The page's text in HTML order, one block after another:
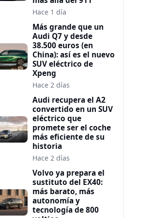
Hace 1 día
Más grande que un
Audi Q7 y desde
38.500 euros (en
China): así es el nuevo
SUV eléctrico de
Xpeng
Hace 2 días
Audi recupera el A2
convertido en un SUV
eléctrico que
promete ser el coche
más eficiente de su
historia
Hace 2 días
Volvo ya prepara el
sustituto del EX40:
más barato, más
autonomía y
tecnología de 800